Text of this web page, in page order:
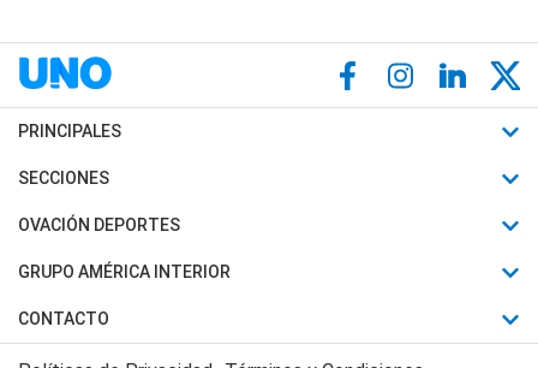
PRINCIPALES
Últimas Noticias
Política
Judiciales
SECCIONES
Horóscopo
Motores
Trucos caseros
OVACIÓN DEPORTES
Fútbol
Mundial
Automovilismo
GRUPO AMÉRICA INTERIOR
Canal 7 en Vivo
CONTACTO